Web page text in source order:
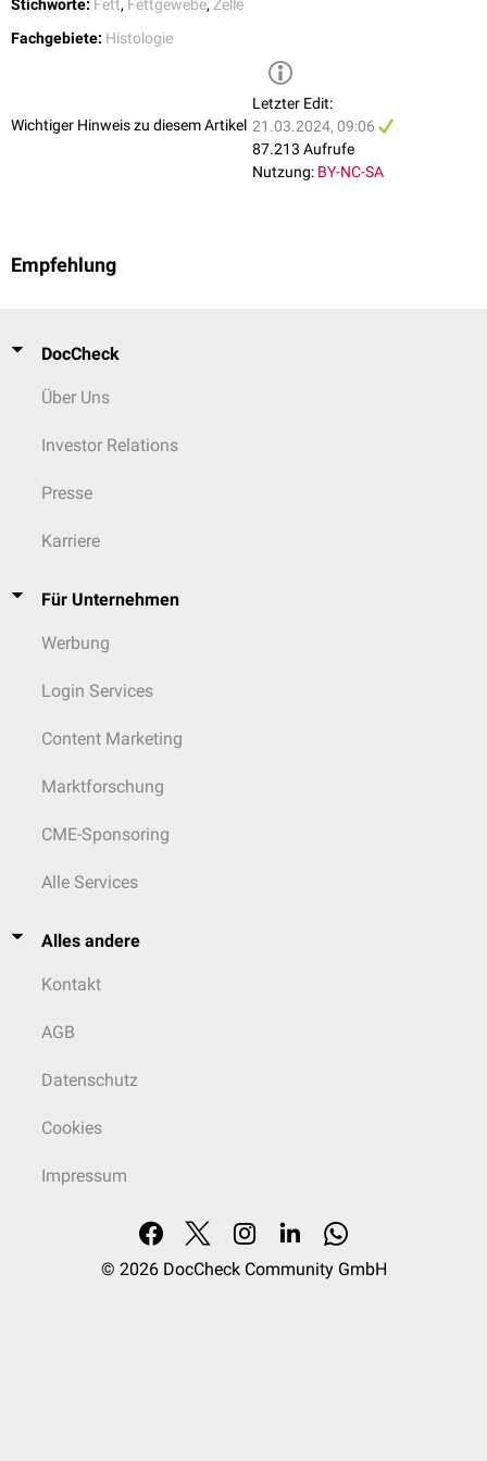
Stichworte: Fett, Fettgewebe, Zelle
Fachgebiete: Histologie
Wichtiger Hinweis zu diesem Artikel
Letzter Edit:
21.03.2024, 09:06
87.213 Aufrufe
Nutzung: BY-NC-SA
Empfehlung
DocCheck
Über Uns
Investor Relations
Presse
Karriere
Für Unternehmen
Werbung
Login Services
Content Marketing
Marktforschung
CME-Sponsoring
Alle Services
Alles andere
Kontakt
AGB
Datenschutz
Cookies
Impressum
© 2026 DocCheck Community GmbH